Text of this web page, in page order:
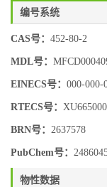
编号系统
CAS号： 452-80-2
MDL号：
EINECS号： 000-000-
RTECS号：
BRN号： 2637578
PubChem号：
物性数据